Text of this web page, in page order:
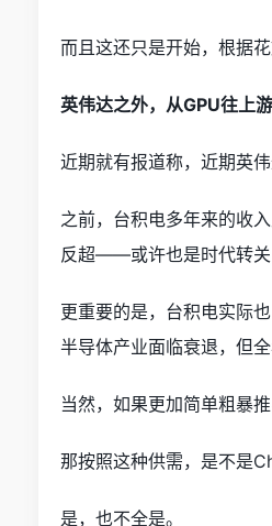
而且这还只是开始，根据
英伟达之外，从GPU往上
近期就有报道称，近期英
之前，台积电多年来的收
反超——或许也是时代转
更重要的是，台积电实际
半导体产业面临衰退，但
当然，如果更加简单粗暴
那按照这种供需，是不是
是，也不全是。